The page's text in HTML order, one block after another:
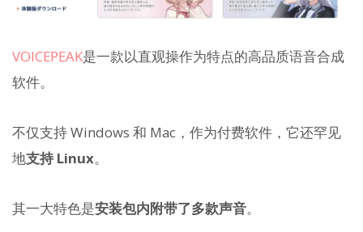
VOICEPEAK是一款以直观操作为特点的高品质语音合成
软件。
不仅支持 Windows 和 Mac，作为付费软件，它还罕见
地支持 Linux。
其一大特色是安装包内附带了多款声音。